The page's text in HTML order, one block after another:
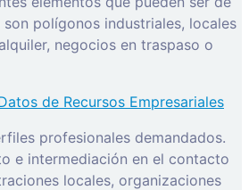
polígonos industriales, locales
negocios en traspaso o
de Recursos Empresariales
profesionales demandados.
e intermediación en el contacto
locales, organizaciones